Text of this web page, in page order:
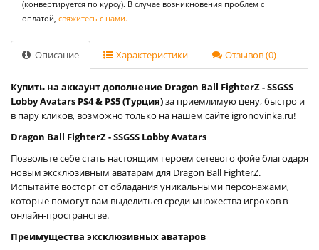
(конвертируется по курсу). В случае возникновения проблем с
оплатой, свяжитесь с нами.
Описание Характеристики Отзывов (0)
Купить на аккаунт дополнение Dragon Ball FighterZ - SSGSS
Lobby Avatars PS4 & PS5 (Турция)за приемлимую цену, быстро и
в пару кликов, возможно только на нашем сайте igronovinka.ru!
Dragon Ball FighterZ - SSGSS Lobby Avatars
Позвольте себе стать настоящим героем сетевого фойе благодаря
новым эксклюзивным аватарам для Dragon Ball FighterZ.
Испытайте восторг от обладания уникальными персонажами,
которые помогут вам выделиться среди множества игроков в
онлайн-пространстве.
Преимущества эксклюзивных аватаров